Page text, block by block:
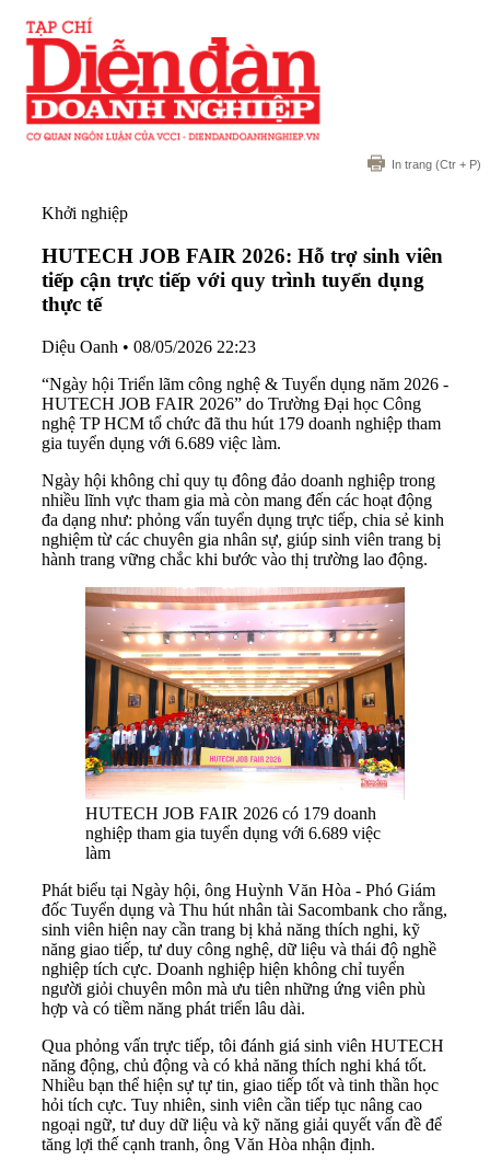
In trang (Ctr + P)
Khởi nghiệp
HUTECH JOB FAIR 2026: Hỗ trợ sinh viên
tiếp cận trực tiếp với quy trình tuyển dụng
thực tế
Diệu Oanh • 08/05/2026 22:23
“Ngày hội Triển lãm công nghệ & Tuyển dụng năm 2026 -
HUTECH JOB FAIR 2026” do Trường Đại học Công
nghệ TP HCM tổ chức đã thu hút 179 doanh nghiệp tham
gia tuyển dụng với 6.689 việc làm.
Ngày hội không chỉ quy tụ đông đảo doanh nghiệp trong
nhiều lĩnh vực tham gia mà còn mang đến các hoạt động
đa dạng như: phỏng vấn tuyển dụng trực tiếp, chia sẻ kinh
nghiệm từ các chuyên gia nhân sự, giúp sinh viên trang bị
hành trang vững chắc khi bước vào thị trường lao động.
HUTECH JOB FAIR 2026 có 179 doanh
nghiệp tham gia tuyển dụng với 6.689 việc
làm
Phát biểu tại Ngày hội, ông Huỳnh Văn Hòa - Phó Giám
đốc Tuyển dụng và Thu hút nhân tài Sacombank cho rằng,
sinh viên hiện nay cần trang bị khả năng thích nghi, kỹ
năng giao tiếp, tư duy công nghệ, dữ liệu và thái độ nghề
nghiệp tích cực. Doanh nghiệp hiện không chỉ tuyển
người giỏi chuyên môn mà ưu tiên những ứng viên phù
hợp và có tiềm năng phát triển lâu dài.
Qua phỏng vấn trực tiếp, tôi đánh giá sinh viên HUTECH
năng động, chủ động và có khả năng thích nghi khá tốt.
Nhiều bạn thể hiện sự tự tin, giao tiếp tốt và tinh thần học
hỏi tích cực. Tuy nhiên, sinh viên cần tiếp tục nâng cao
ngoại ngữ, tư duy dữ liệu và kỹ năng giải quyết vấn đề để
tăng lợi thế cạnh tranh, ông Văn Hòa nhận định.